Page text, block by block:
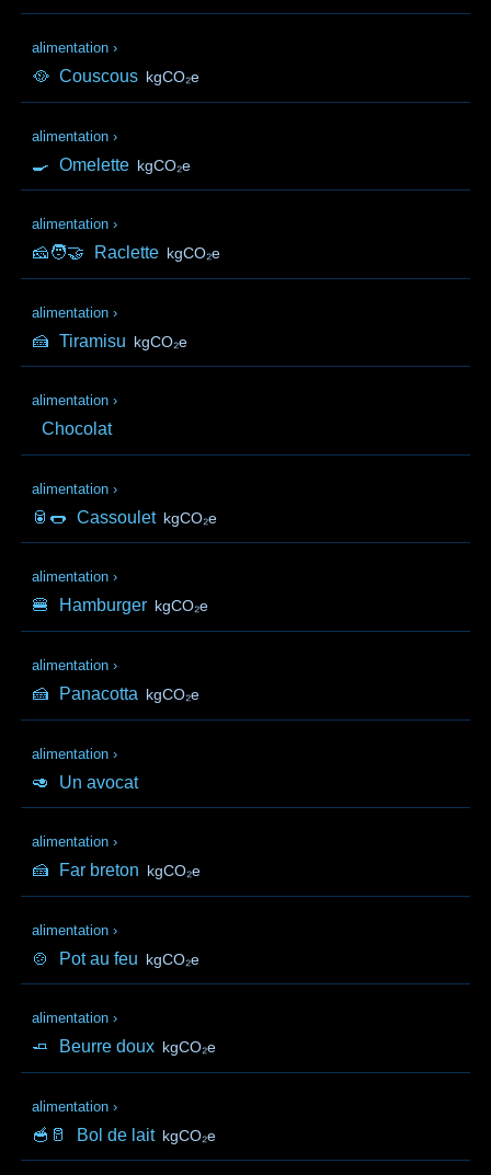
alimentation ›
🥘 Couscous kgCO₂e
alimentation ›
🍳 Omelette kgCO₂e
alimentation ›
🧀🧑‍🤝‍ Raclette kgCO₂e
alimentation ›
🍰 Tiramisu kgCO₂e
alimentation ›
Chocolat
alimentation ›
🥫🌭 Cassoulet kgCO₂e
alimentation ›
🍔 Hamburger kgCO₂e
alimentation ›
🍰 Panacotta kgCO₂e
alimentation ›
🥑 Un avocat
alimentation ›
🍰 Far breton kgCO₂e
alimentation ›
🍲 Pot au feu kgCO₂e
alimentation ›
🧈 Beurre doux kgCO₂e
alimentation ›
🥣🥛 Bol de lait kgCO₂e